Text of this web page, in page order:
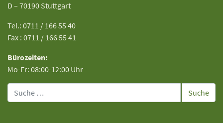
D – 70190 Stuttgart
Tel.: 0711 / 166 55 40
Fax : 0711 / 166 55 41
Bürozeiten:
Mo-Fr: 08:00-12:00 Uhr
Suche